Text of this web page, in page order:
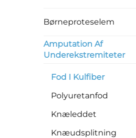
Børneproteselem
Amputation Af
Underekstremiteter
Fod I Kulfiber
Polyuretanfod
Knæleddet
Knæudsplitning